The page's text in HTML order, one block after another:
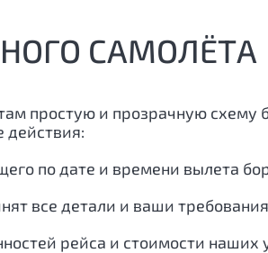
САМОЛЁТА
простую и прозрачную
действия:
по дате и времени вылета
все детали и ваши
рейса и стоимости наших